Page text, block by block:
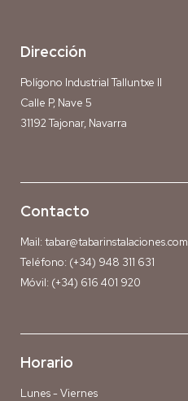
Dirección
Polígono Industrial Talluntxe II
Calle P, Nave 5
31192 Tajonar, Navarra
Contacto
Mail: tabar@tabarinstalaciones.com
Teléfono: (+34) 948 311 631
Móvil: (+34) 616 401 920
Horario
Lunes - Viernes